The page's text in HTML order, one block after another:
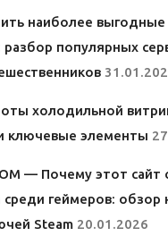
наиболее
популярных
холодильной
ключевые элементы
— Почему этот сайт
геймеров: обзор
Steam 20.01.2026